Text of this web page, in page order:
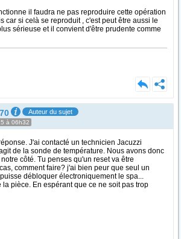
il faudra ne pas reproduire cette opération
car si celà se reproduit , c'est peut être aussi le
sérieuse et il convient d'être prudente comme
Auteur du sujet
à 06h32
J'ai contacté un technicien Jacuzzi
de la sonde de température. Nous avons donc
côté. Tu penses qu'un reset va être
comment faire? j'ai bien peur que seul un
débloquer électroniquement le spa...
pièce. En espérant que ce ne soit pas trop